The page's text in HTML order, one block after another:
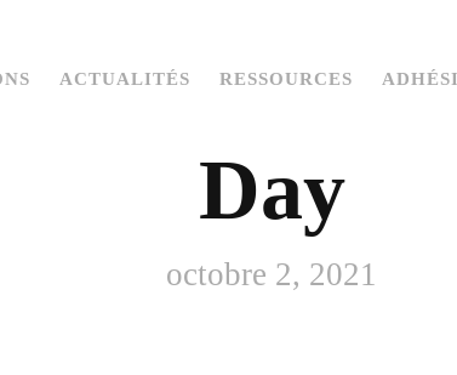
ACTUALITÉS RESSOURCES
Day
octobre 2, 2021